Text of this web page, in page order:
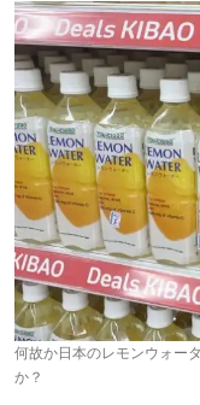
何故か日本のレモンウォー
か？